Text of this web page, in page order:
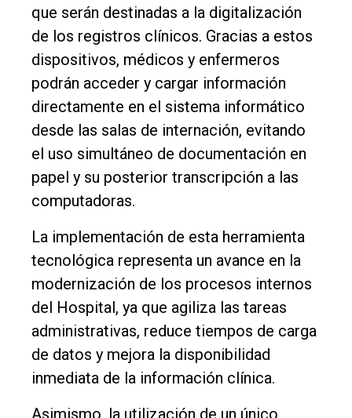
que serán destinadas a la digitalización
de los registros clínicos. Gracias a estos
dispositivos, médicos y enfermeros
podrán acceder y cargar información
directamente en el sistema informático
desde las salas de internación, evitando
el uso simultáneo de documentación en
papel y su posterior transcripción a las
computadoras.
La implementación de esta herramienta
tecnológica representa un avance en la
modernización de los procesos internos
del Hospital, ya que agiliza las tareas
administrativas, reduce tiempos de carga
de datos y mejora la disponibilidad
inmediata de la información clínica.